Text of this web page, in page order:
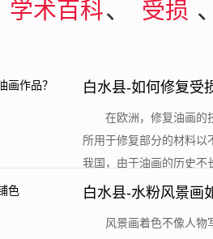
学术百科、 受损
白水县-如何修复受
在欧洲，修复油画的
所用于修复部分的材料以
我国，由于油画的历史不
白水县-水粉风景画
风景画着色不像人物